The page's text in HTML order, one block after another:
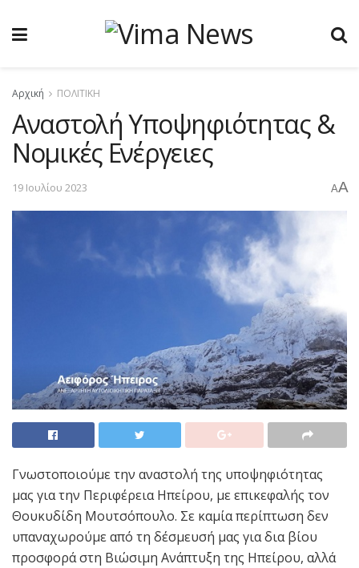
Αρχική ΠΟΛΙΤΙΚΗ
Αναστολή Υποψηφιότητας &
Νομικές Ενέργειες
19 Ιουλίου 2023 AA
Γνωστοποιούμε την αναστολή της υποψηφιότητας
μας για την Περιφέρεια Ηπείρου, με επικεφαλής τον
Θουκυδίδη Μουτσόπουλο. Σε καμία περίπτωση δεν
υπαναχωρούμε από τη δέσμευσή μας για δια βίου
προσφορά στη Βιώσιμη Ανάπτυξη της Ηπείρου, αλλά